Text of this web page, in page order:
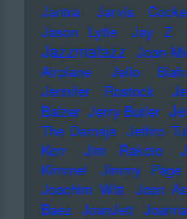
Jantra
Jarvis
Jason Lytle
Jay Z
Jazzmatazz Jean-
Airplane
Jello
Jennifer Rostock
Balzer Jerry Butler
The Damaja Jethro
Kerr
Jim Rakete
Kimmel
Jimmy Page
Joachim Witt Joan
Baez JoanJett